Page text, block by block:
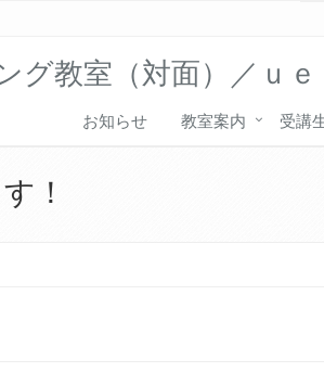
グ教室（対面）／ｕ
お知らせ 教室案内 受講
！